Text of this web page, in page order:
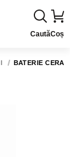
CautăCoș
BATERIE